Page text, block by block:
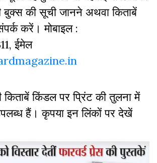
बुक्‍स की सूची जानने अथवा किताबें
करें। मोबाइल :
ईमेल
किताबें किंडल पर प्रिंट की तुलना में
हैं। कृपया इन लिंकों पर देखें